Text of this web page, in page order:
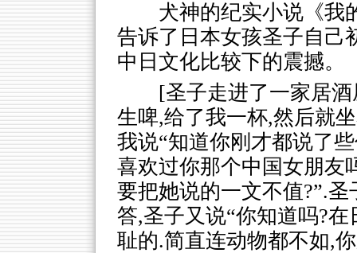
犬神的纪实小说《我
告诉了日本女孩圣子自己
中日文化比较下的震撼。
[圣子走进了一家居
生啤,给了我一杯,然后就
我说“知道你刚才都说了
喜欢过你那个中国女朋友
要把她说的一文不值?”.
答,圣子又说“你知道吗?
耻的.简直连动物都不如,